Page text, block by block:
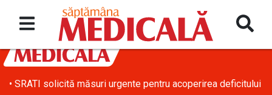
• SRATI solicită măsuri urgente pentru acoperirea deficitului